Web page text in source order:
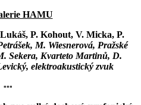
HAMU
P. Kohout, V. Micka, P.
M. Wiesnerová, Pražské
Sekera, Kvarteto Martinů, D.
elektroakustický zvuk
***